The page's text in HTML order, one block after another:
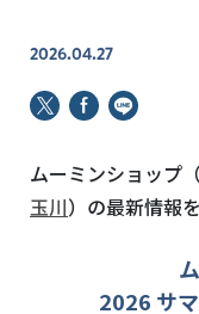
2026.04.27
ムーミンショップ（
玉川）の最新情報
2026 サ